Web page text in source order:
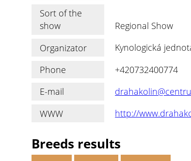
Sort of the
show
Regional Show
Organizator
Kynologická
Phone
+420732400774
E-mail
WWW
http://
Breeds results